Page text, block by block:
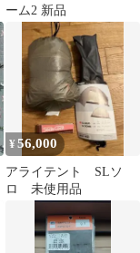
ーム2 新品
¥56,000
アライテント SLソ
ロ 未使用品